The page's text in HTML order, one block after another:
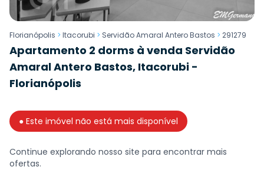
Florianópolis > Itacorubi > Servidão Amaral Antero Bastos > 291279
Apartamento 2 dorms à venda Servidão
Amaral Antero Bastos, Itacorubi -
Florianópolis
● Este imóvel não está mais disponível
Continue explorando nosso site para encontrar mais
ofertas.